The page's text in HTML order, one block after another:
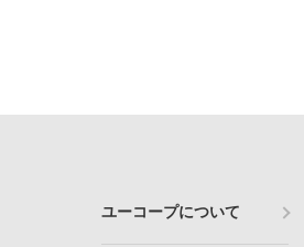
ユーコープについて